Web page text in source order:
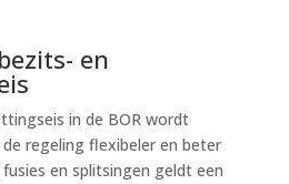
en
in de BOR wordt
regeling flexibeler en beter
en splitsingen geldt een